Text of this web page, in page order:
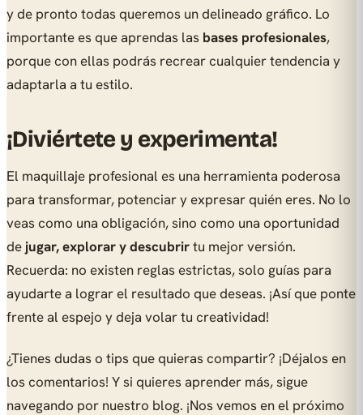
y de pronto todas queremos un delineado gráfico. Lo
importante es que aprendas las bases profesionales,
porque con ellas podrás recrear cualquier tendencia y
adaptarla a tu estilo.
¡Diviértete y experimenta!
El maquillaje profesional es una herramienta poderosa
para transformar, potenciar y expresar quién eres. No lo
veas como una obligación, sino como una oportunidad
de jugar, explorar y descubrirtu mejor versión.
Recuerda: no existen reglas estrictas, solo guías para
ayudarte a lograr el resultado que deseas. ¡Así que ponte
frente al espejo y deja volar tu creatividad!
¿Tienes dudas o tips que quieras compartir? ¡Déjalos en
los comentarios! Y si quieres aprender más, sigue
navegando por nuestro blog. ¡Nos vemos en el próximo